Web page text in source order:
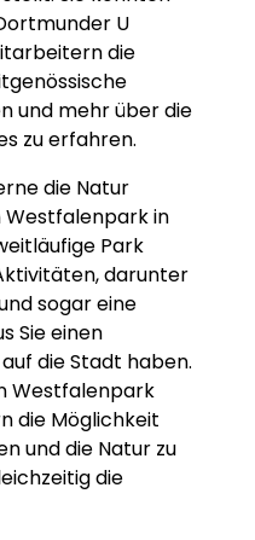
U
die
und mehr über die
zu erfahren.
die Natur
Westfalenpark in
Park
darunter
sogar eine
Sie einen
die Stadt haben.
Westfalenpark
die Möglichkeit
und die Natur zu
die